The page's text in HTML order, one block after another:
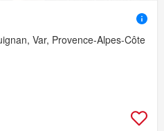
Var, Provence-Alpes-Côte